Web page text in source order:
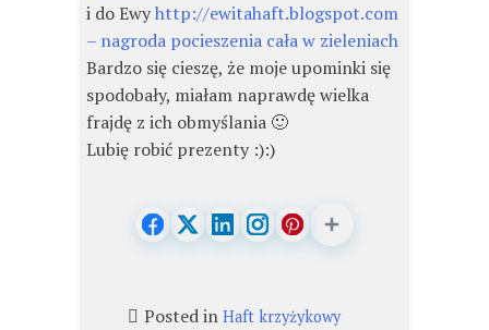
i do Ewyhttp://ewitahaft.blogspot.com
– nagroda pocieszenia cała w zieleniach
Bardzo się cieszę, że moje upominki się
spodobały, miałam naprawdę wielka
frajdę z ich obmyślania 🙂
Lubię robić prezenty :):)
Posted in Haft krzyżykowy